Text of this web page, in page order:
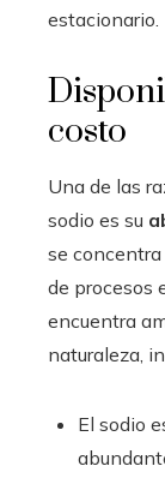
estacionario.
costo
Una de las
sodio es su
se
de procesos
encuentra
naturaleza,
El sodio